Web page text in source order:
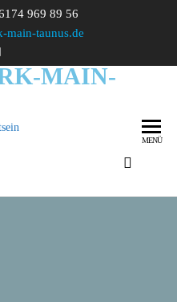
969 89 56
main-taunus.de
MAIN-
MENÜ